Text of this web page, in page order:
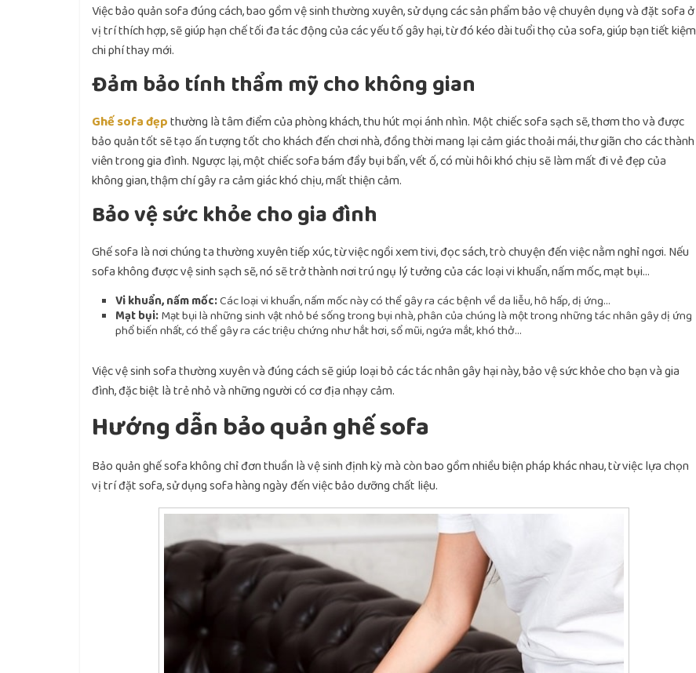
Việc bảo quản sofa đúng cách, bao gồm vệ sinh thường xuyên, sử dụng các sản phẩm bảo vệ chuyên dụng và đặt sofa ở
vị trí thích hợp, sẽ giúp hạn chế tối đa tác động của các yếu tố gây hại, từ đó kéo dài tuổi thọ của sofa, giúp bạn tiết kiệm
chi phí thay mới.
Đảm bảo tính thẩm mỹ cho không gian
Ghế sofa đẹpthường là tâm điểm của phòng khách, thu hút mọi ánh nhìn. Một chiếc sofa sạch sẽ, thơm tho và được
bảo quản tốt sẽ tạo ấn tượng tốt cho khách đến chơi nhà, đồng thời mang lại cảm giác thoải mái, thư giãn cho các thành
viên trong gia đình. Ngược lại, một chiếc sofa bám đầy bụi bẩn, vết ố, có mùi hôi khó chịu sẽ làm mất đi vẻ đẹp của
không gian, thậm chí gây ra cảm giác khó chịu, mất thiện cảm.
Bảo vệ sức khỏe cho gia đình
Ghế sofa là nơi chúng ta thường xuyên tiếp xúc, từ việc ngồi xem tivi, đọc sách, trò chuyện đến việc nằm nghỉ ngơi. Nếu
sofa không được vệ sinh sạch sẽ, nó sẽ trở thành nơi trú ngụ lý tưởng của các loại vi khuẩn, nấm mốc, mạt bụi…
Vi khuẩn, nấm mốc:Các loại vi khuẩn, nấm mốc này có thể gây ra các bệnh về da liễu, hô hấp, dị ứng…
Mạt bụi:Mạt bụi là những sinh vật nhỏ bé sống trong bụi nhà, phân của chúng là một trong những tác nhân gây dị ứng
phổ biến nhất, có thể gây ra các triệu chứng như hắt hơi, sổ mũi, ngứa mắt, khó thở…
Việc vệ sinh sofa thường xuyên và đúng cách sẽ giúp loại bỏ các tác nhân gây hại này, bảo vệ sức khỏe cho bạn và gia
đình, đặc biệt là trẻ nhỏ và những người có cơ địa nhạy cảm.
Hướng dẫn bảo quản ghế sofa
Bảo quản ghế sofa không chỉ đơn thuần là vệ sinh định kỳ mà còn bao gồm nhiều biện pháp khác nhau, từ việc lựa chọn
vị trí đặt sofa, sử dụng sofa hàng ngày đến việc bảo dưỡng chất liệu.